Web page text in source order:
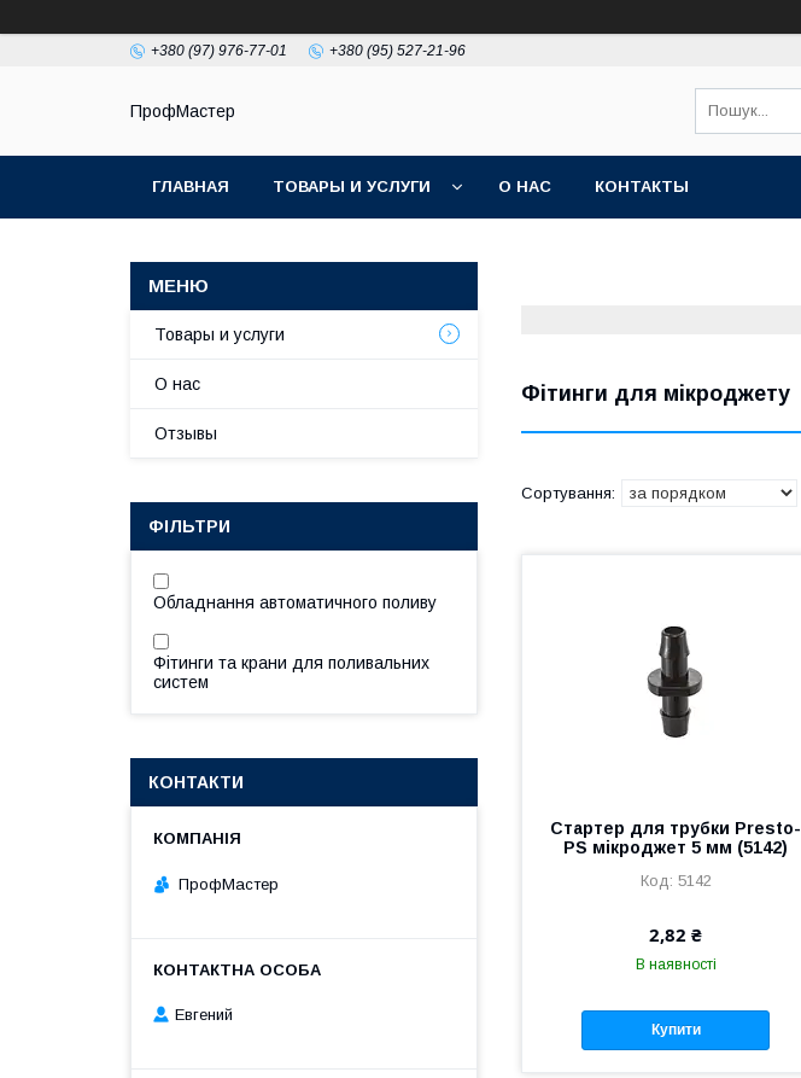
+380 (97) 976-77-01 +380 (95) 527-21-96
ПрофМастер
ГЛАВНАЯ ТОВАРЫ И УСЛУГИ О НАС КОНТАКТЫ
Фітинги для мікроджету
Стартер для трубки Presto-
PS мікроджет 5 мм (5142)
5142
2,82 ₴
В наявності
Купити
Товары и услуги
О нас
Отзывы
ФІЛЬТРИ
Обладнання автоматичного поливу
Фітинги та крани для поливальних
систем
КОНТАКТИ
ПрофМастер
Евгений